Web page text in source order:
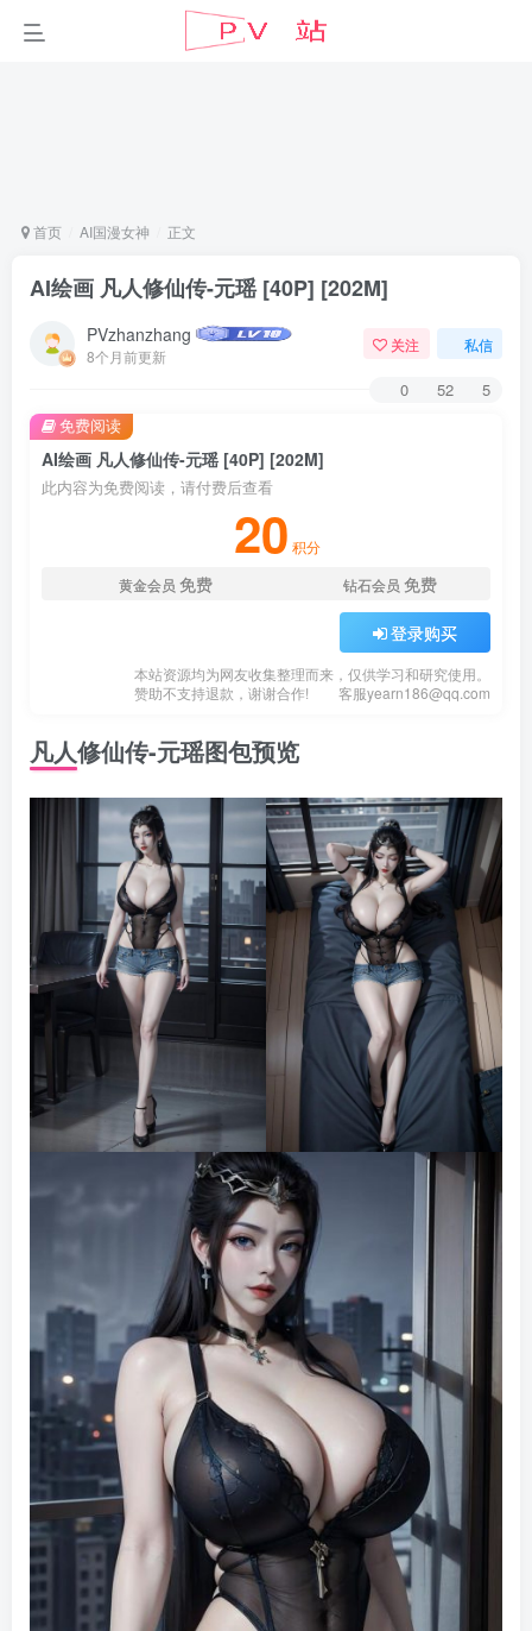
首页 AI国漫女神 正文
AI绘画 凡人修仙传-元瑶 [40P] [202M]
PVzhanzhang
8个月前更新
关注 私信
0 52 5
AI绘画 凡人修仙传-元瑶 [40P] [202M]
此内容为免费阅读，请付费后查看
20 积分
黄金会员 免费 钻石会员 免费
登录购买
本站资源均为网友收集整理而来，仅供学习和研究使用。
赞助不支持退款，谢谢合作!
客服yearn186@qq.com
免费阅读
凡人修仙传-元瑶图包预览